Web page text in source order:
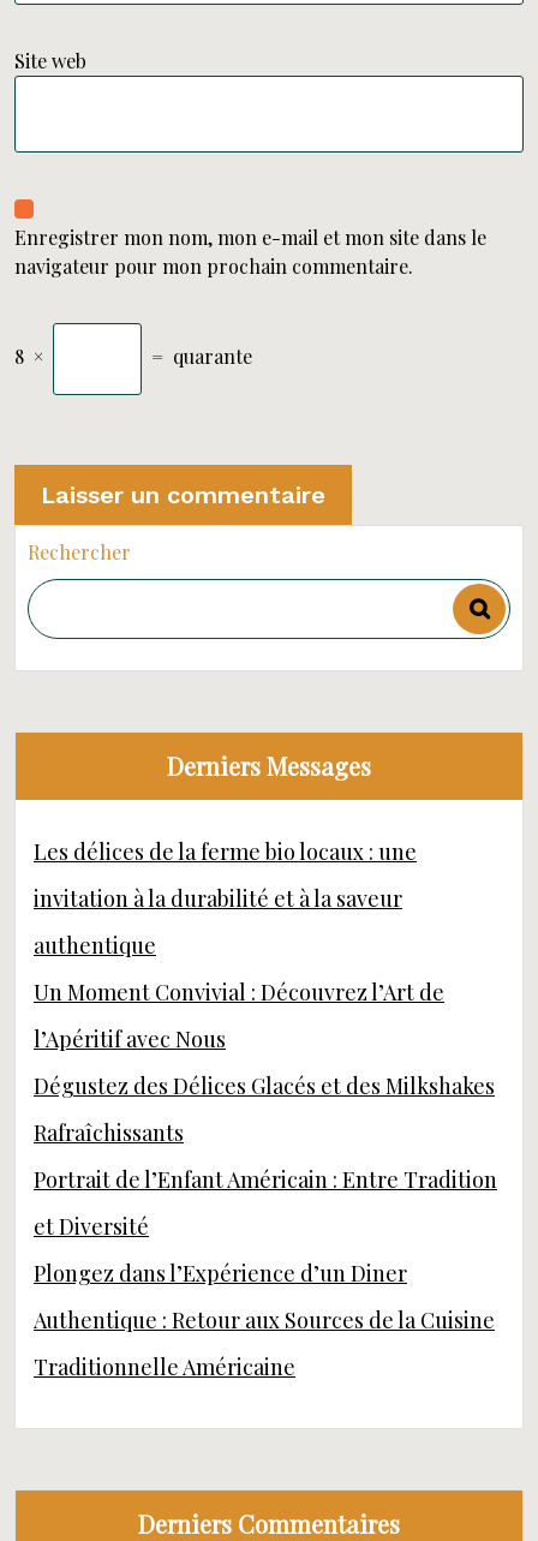
Site web
Enregistrer mon nom, mon e-mail et mon site dans le
navigateur pour mon prochain commentaire.
8 × = quarante
Rechercher
Derniers Messages
Les délices de la ferme bio locaux : une
invitation à la durabilité et à la saveur
authentique
Un Moment Convivial : Découvrez l’Art de
l’Apéritif avec Nous
Dégustez des Délices Glacés et des Milkshakes
Rafraîchissants
Portrait de l’Enfant Américain : Entre Tradition
et Diversité
Plongez dans l’Expérience d’un Diner
Authentique : Retour aux Sources de la Cuisine
Traditionnelle Américaine
Derniers Commentaires